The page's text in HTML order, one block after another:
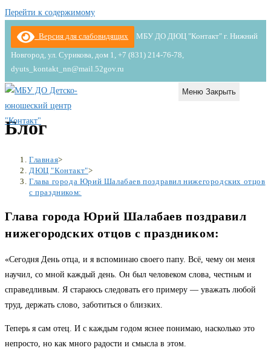
Перейти к содержимому
Версия для слабовидящих МБУ ДО ДЮЦ "Контакт" г. Нижний
Новгород, ул. Сурикова, дом 1, +7 (831) 214-76-78,
dyuts_kontakt_nn@mail.52gov.ru
Меню Закрыть
Блог
Главная>
ДЮЦ "Контакт">
Глава города Юрий Шалабаев поздравил нижегородских отцов
с праздником:
Глава города Юрий Шалабаев поздравил
нижегородских отцов с праздником:
«Сегодня День отца, и я вспоминаю своего папу. Всё, чему он меня
научил, со мной каждый день. Он был человеком слова, честным и
справедливым. Я стараюсь следовать его примеру — уважать любой
труд, держать слово, заботиться о близких.
Теперь я сам отец. И с каждым годом яснее понимаю, насколько это
непросто, но как много радости и смысла в этом.